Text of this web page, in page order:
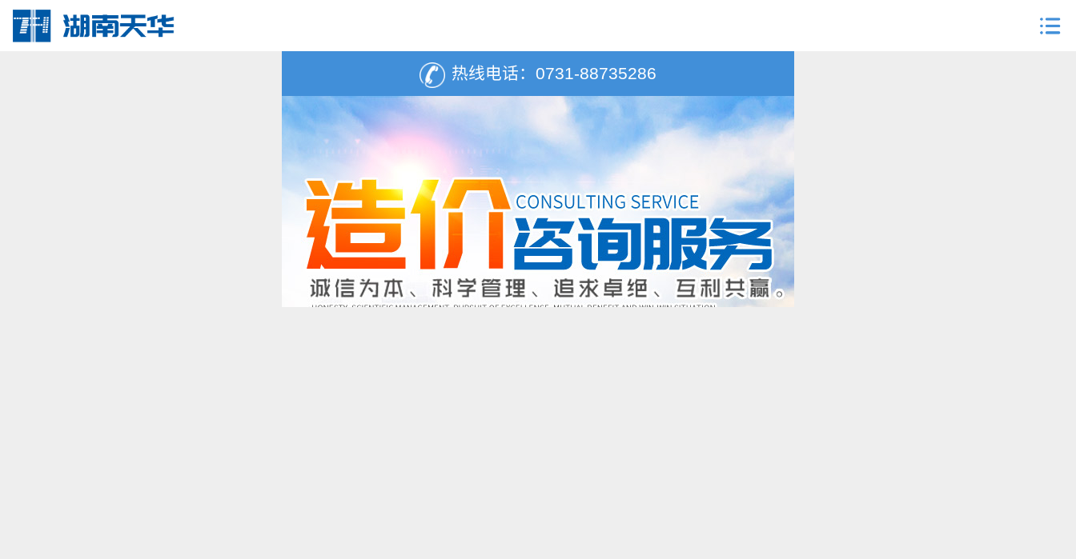
热线电话： 0731-88735286